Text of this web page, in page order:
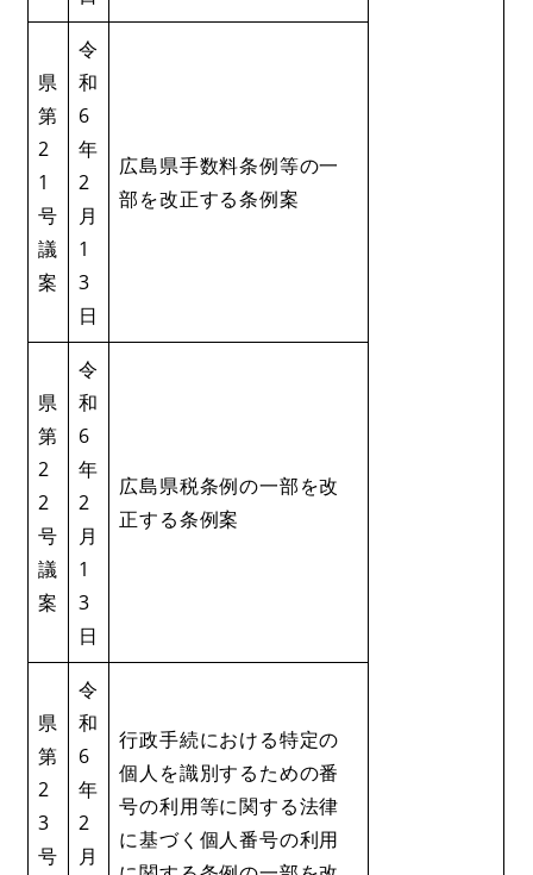
県
第
2
1
号
議
案
令
和
6
年
2
月
1
3
日
広島県手数料条例等の一
部を改正する条例案
県
第
2
2
号
議
案
令
和
6
年
2
月
1
3
日
広島県税条例の一部を改
正する条例案
県
第
2
3
号
令
和
6
年
2
月
行政手続における特定の
個人を識別するための番
号の利用等に関する法律
に基づく個人番号の利用